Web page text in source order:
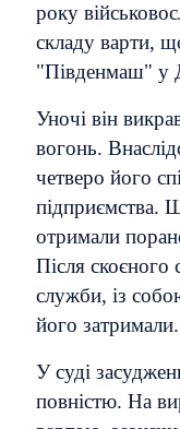
року
складу варти,
"Південмаш" у
Уночі він
вогонь.
четверо його
підприємства.
отримали
Після скоєного
служби, із
його затримали.
У суді
повністю. На